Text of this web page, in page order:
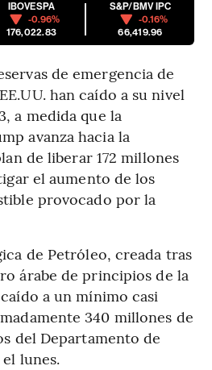
IBOVESPA
-0.96%
176,022.83
S&P/BMV IPC
-0.16%
66,419.96
de emergencia de
han caído a su nivel
a medida que la
avanza hacia la
de liberar 172 millones
el aumento de los
provocado por la
de Petróleo, creada tras
árabe de principios de la
a un mínimo casi
340 millones de
del Departamento de
lunes.